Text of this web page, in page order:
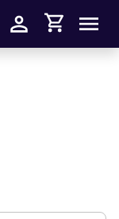
Inloggen
Winkelmandje